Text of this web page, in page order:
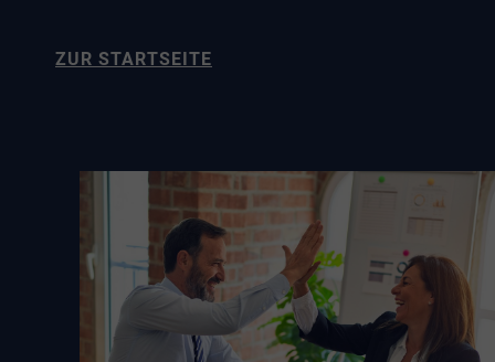
ZUR STARTSEITE